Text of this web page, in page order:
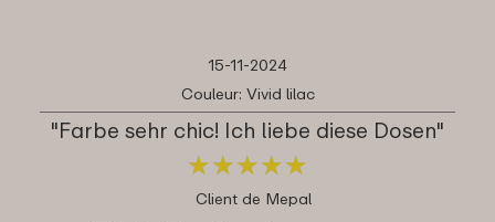
15-11-2024
Couleur: Vivid lilac
"Farbe sehr chic! Ich liebe diese Dosen"
★★★★★
★★★★★
Client de Mepal